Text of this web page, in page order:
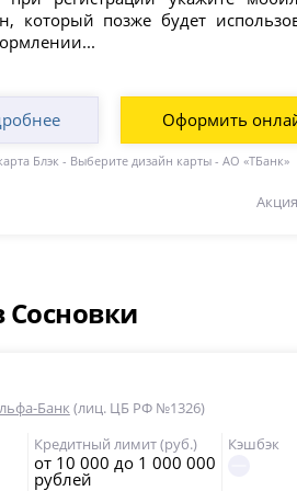
который позже будет
Оформить
Блэк - Выберите дизайн карты - АО «ТБанк»
Банк (лиц. ЦБ РФ №1326)
Кредитный лимит (руб.)
от 10 000 до 1 000 000
рублей
Кэшбэк